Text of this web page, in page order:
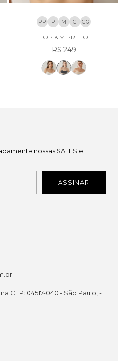
PP P M G GG
TOP KIM PRETO
R$ 249
CEP: 04517-040 - São Paulo, -
nossas SALES e